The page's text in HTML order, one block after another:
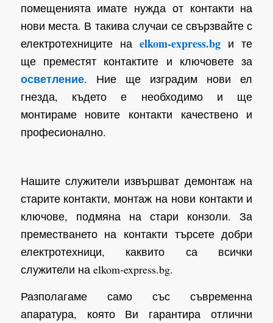
помещенията имате нужда от контакти на
нови места. В такива случаи се свързвайте с
електротехниците на elkom-express.bg и те
ще преместят контактите и ключовете за
осветление. Ние ще изградим нови ел
гнезда, където е необходимо и ще
монтираме новите контакти качествено и
професионално.
Нашите служители извършват демонтаж на
старите контакти, монтаж на нови контакти и
ключове, подмяна на стари конзоли. За
преместването на контакти търсете добри
електротехници, каквито са всички
служители на elkom-express.bg.
Разполагаме само със съвременна
апаратура, която Ви гарантира отлични